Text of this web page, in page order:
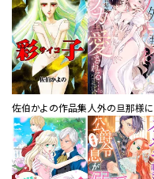
佐伯かよの作品集